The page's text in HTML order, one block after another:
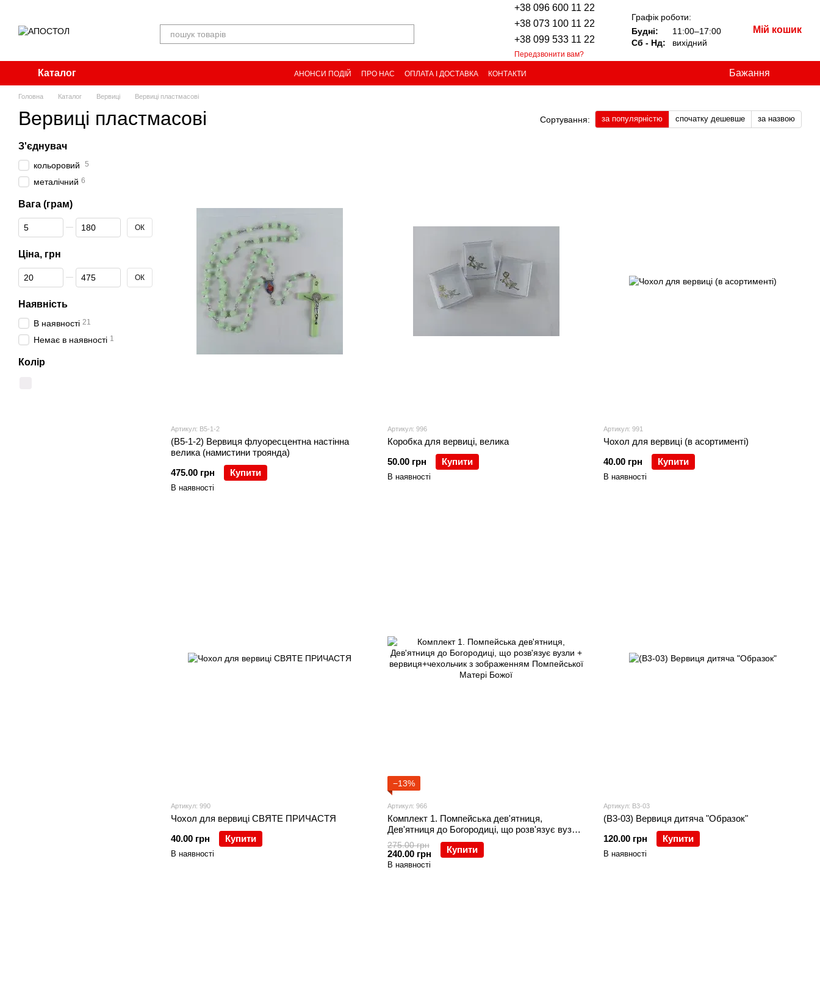
+38 096 600 11 22
+38 073 100 11 22
+38 099 533 11 22
Передзвонити вам?
Графік роботи:
Будні:
11:00–17:00
Сб - Нд:
вихідний
Мій кошик
Каталог АНОНСИ ПОДІЙ ПРО НАС ОПЛАТА І ДОСТАВКА КОНТАКТИ Бажання
Головна Каталог Вервиці Вервиці пластмасові
Вервиці пластмасові Сортування: за популярністю спочатку дешевше за назвою
Артикул: В5-1-2
(В5-1-2) Вервиця флуоресцентна настінна
велика (намистини троянда)
475.00 грн
Купити
В наявності
Артикул: 996
Коробка для вервиці, велика
50.00 грн
Купити
В наявності
Артикул: 991
Чохол для вервиці (в асортименті)
40.00 грн
Купити
В наявності
Артикул: 990
Чохол для вервиці СВЯТЕ ПРИЧАСТЯ
40.00 грн
Купити
В наявності
−13%
Артикул: 966
Комплект 1. Помпейська дев'ятниця,
Дев'ятниця до Богородиці, що розв'язує вузли
+ вервиця+чехольчик з зображенням
Помпейської Матері Божої
275.00 грн
240.00 грн Купити
В наявності
Артикул: В3-03
(В3-03) Вервиця дитяча "Образок"
120.00 грн
Купити
В наявності
З'єднувач
кольоровий 5
металічний 6
Вага (грам)
Від Вага (грам)
До Вага (грам) ОК
Ціна, грн
Від Ціна, грн
До Ціна, грн ОК
Наявність
В наявності 21
Немає в наявності 1
Колір